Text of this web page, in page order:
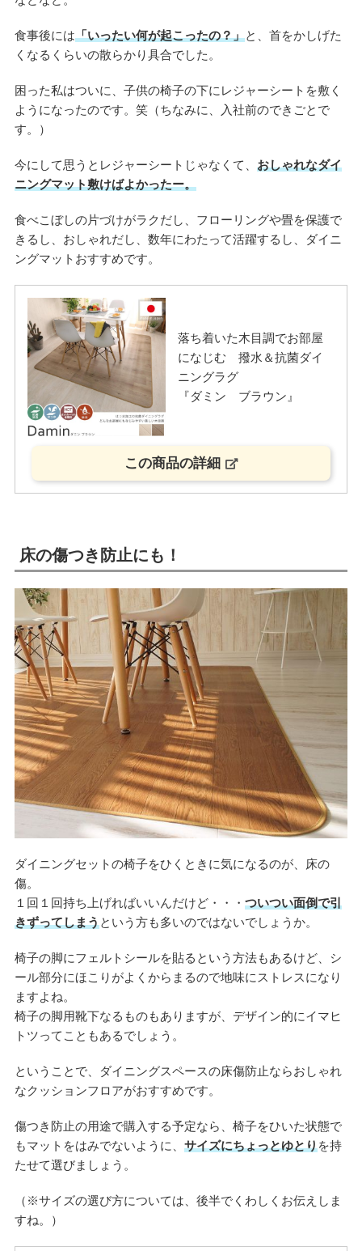
食事後には「いったい何が起こったの？」と、首をかしげた
くなるくらいの散らかり具合でした。
困った私はついに、子供の椅子の下にレジャーシートを敷く
ようになったのです。笑（ちなみに、入社前のできごとで
す。）
今にして思うとレジャーシートじゃなくて、 おしゃれなダイ
ニングマット敷けばよかったー。
食べこぼしの片づけがラクだし、フローリングや畳を保護で
きるし、おしゃれだし、数年にわたって活躍するし、ダイニ
ングマットおすすめです。
落ち着いた木目調でお部屋
になじむ 撥水＆抗菌ダイ
ニングラグ
『ダミン ブラウン』
この商品の詳細
床の傷つき防止にも！
ダイニングセットの椅子をひくときに気になるのが、床の
傷。
１回１回持ち上げればいいんだけど・・・ ついつい面倒で引
きずってしまうという方も多いのではないでしょうか。
椅子の脚にフェルトシールを貼るという方法もあるけど、シ
ール部分にほこりがよくからまるので地味にストレスになり
ますよね。
椅子の脚用靴下なるものもありますが、デザイン的にイマヒ
トツってこともあるでしょう。
ということで、ダイニングスペースの床傷防止ならおしゃれ
なクッションフロアがおすすめです。
傷つき防止の用途で購入する予定なら、椅子をひいた状態で
もマットをはみでないように、 サイズにちょっとゆとりを持
たせて選びましょう。
（※サイズの選び方については、後半でくわしくお伝えしま
すね。）